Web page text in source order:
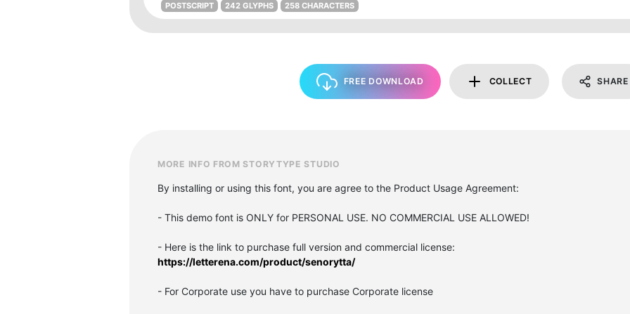
POSTSCRIPT 242 GLYPHS 258 CHARACTERS
FREE DOWNLOAD COLLECT SHARE
MORE INFO FROM STORYTYPE STUDIO
By installing or using this font, you are agree to the Product Usage Agreement:
- This demo font is ONLY for PERSONAL USE. NO COMMERCIAL USE ALLOWED!
- Here is the link to purchase full version and commercial license:
https://letterena.com/product/senorytta/
- For Corporate use you have to purchase Corporate license